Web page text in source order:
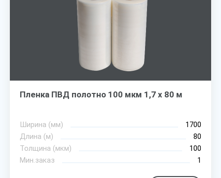
Пленка ПВД полотно 100 мкм 1,7 х 80 м
Ширина (мм)
1700
Длина (м)
80
Толщина (мкм)
100
Мин.заказ
1